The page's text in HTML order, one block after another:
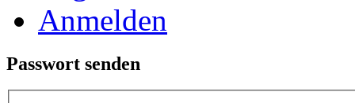
Anmelden
Passwort senden